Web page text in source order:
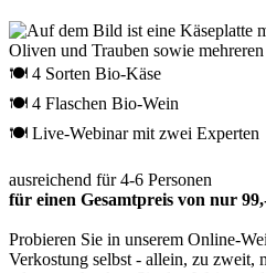
🍽 4 Sorten Bio-Käse
🍽 4 Flaschen Bio-Wein
🍽 Live-Webinar mit zwei Experten
ausreichend für 4-6 Personen
für einen Gesamtpreis von nur
Probieren Sie in unserem Online-
Verkostung selbst - allein, zu zweit,